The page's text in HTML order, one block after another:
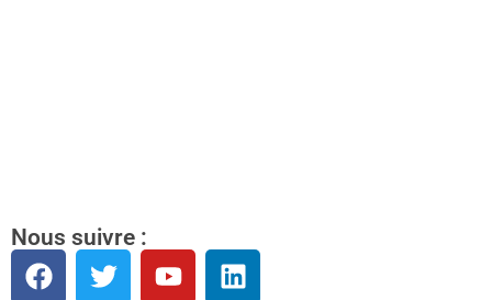
Nous suivre :